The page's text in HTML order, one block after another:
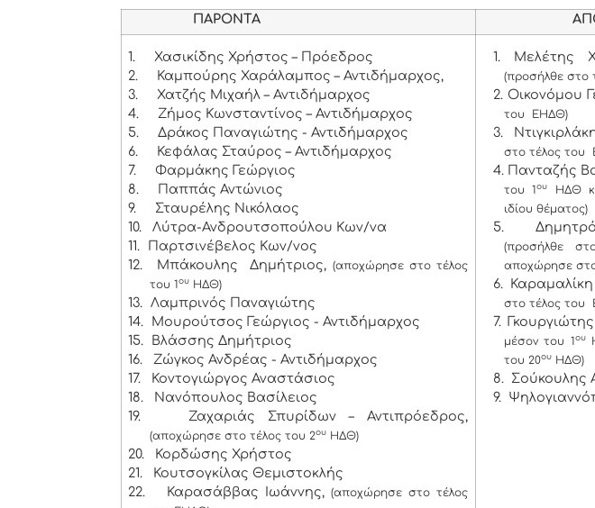
ΠΑΡΟΝΤΑ
1.
Χασικίδης Χρήστος – Πρόεδρος
2.
Καμπούρης Χαράλαμπος – Αντιδήμαρχος,
3.
Χατζής Μιχαήλ – Αντιδήμαρχος
4.
Ζήμος Κωνσταντίνος – Αντιδήμαρχος
5.
Δράκος Παναγιώτης - Αντιδήμαρχος
6.
Κεφάλας Σταύρος – Αντιδήμαρχος
7.
Φαρμάκης Γεώργιος
8.
Παππάς Αντώνιος
9.
Σταυρέλης Νικόλαος
10.
Λύτρα-Ανδρουτσοπούλου Κων/να
11.
Παρτσινέβελος Κων/νος
12.
Μπάκουλης Δημήτριος, (αποχώρησε στο τέλος
του 1 ουΗΔΘ)
13.
Λαμπρινός Παναγιώτης
14.
Μουρούτσος Γεώργιος - Αντιδήμαρχος
15.
Βλάσσης Δημήτριος
16.
Ζώγκος Ανδρέας - Αντιδήμαρχος
17.
Κοντογιώργος Αναστάσιος
18.
Νανόπουλος Βασίλειος
19.
Ζαχαριάς Σπυρίδων – Αντιπρόεδρος,
(αποχώρησε στο τέλος του 2ουΗΔΘ)
20.
Κορδώσης Χρήστος
21.
Κουτσογκίλας Θεμιστοκλής
22.
Καρασάββας Ιωάννης, (αποχώρησε στο τέλος
1. Μελέτης
(προσήλθε
2. Οικονόμου
του ΕΗΔΘ)
3.
στο τέλος του
4. Πανταζής
του 1ου
ΗΔΘ
ιδίου θέματος)
5.
(προσήλθε
αποχώρησε
6.
στο τέλος του
7.
μέσον του 1 ου
του 20ουΗΔΘ)
8. Σούκουλης
9.